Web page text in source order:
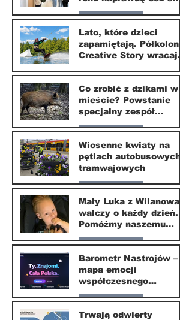
zmieni?
Nasze miasto
1 lip
Lato, które dzieci
zapamiętają. Półkolonie
Creative Story wracają
20 kwi
Co zrobić z dzikami w
mieście? Powstanie
specjalny zespół
ekspertów
Nasze miasto
20 kwi
Wiosenne kwiaty na
pętlach autobusowych i
tramwajowych
Nasze miasto
20 kwi
Mały Luka z Wilanowa
walczy o każdy dzień.
Pomóżmy naszemu
małemu sąsiadowi
odzyskać dzieciństwo
Nasze miasto
30 mar
Barometr Nastrojów –
mapa emocji
współczesnego
społeczeństwa
Nasze miasto
Trwają odwierty